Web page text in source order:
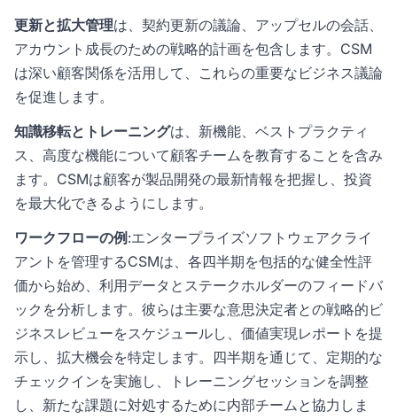
更新と拡大管理は、契約更新の議論、アップセルの会話、
アカウント成長のための戦略的計画を包含します。CSM
は深い顧客関係を活用して、これらの重要なビジネス議論
を促進します。
知識移転とトレーニングは、新機能、ベストプラクティ
ス、高度な機能について顧客チームを教育することを含み
ます。CSMは顧客が製品開発の最新情報を把握し、投資
を最大化できるようにします。
ワークフローの例 :エンタープライズソフトウェアクライ
アントを管理するCSMは、各四半期を包括的な健全性評
価から始め、利用データとステークホルダーのフィードバ
ックを分析します。彼らは主要な意思決定者との戦略的ビ
ジネスレビューをスケジュールし、価値実現レポートを提
示し、拡大機会を特定します。四半期を通じて、定期的な
チェックインを実施し、トレーニングセッションを調整
し、新たな課題に対処するために内部チームと協力しま